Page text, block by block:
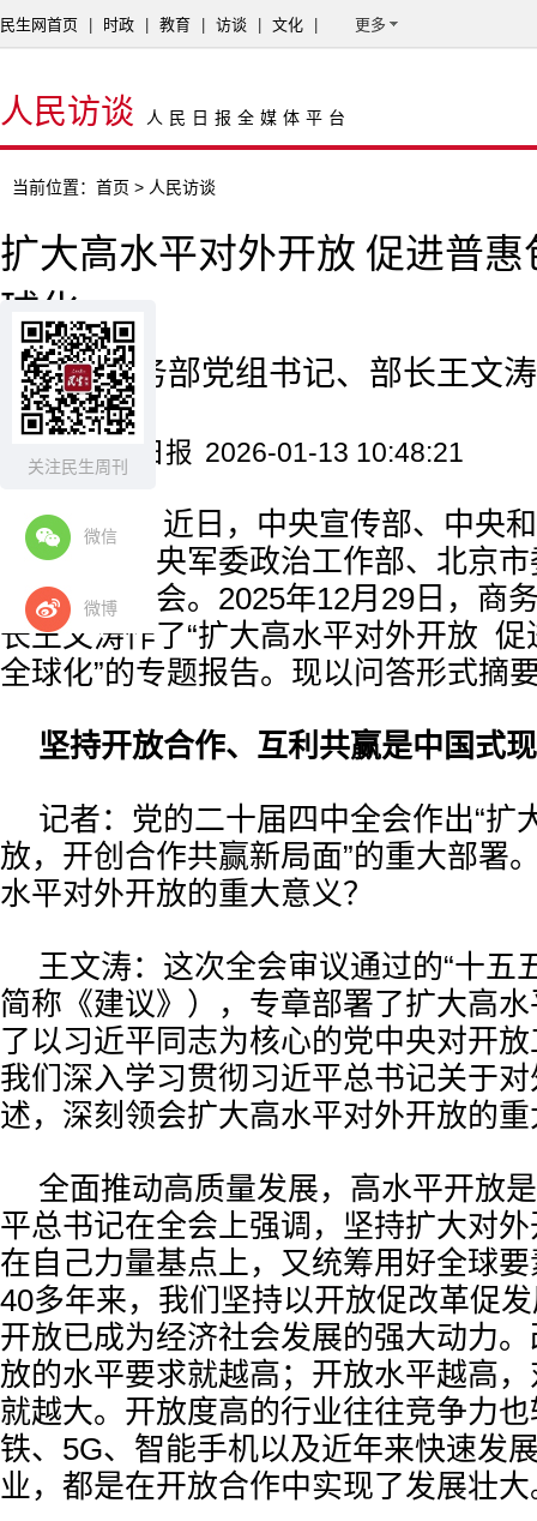
关注民生周刊
微信
微博
民生网首页 时政 教育 访谈 文化 更多
人民访谈 人民日报全媒体平台
当前位置： 首页 > 人民访谈
扩大高水平对外开放 促进普
球化
——访商务部党组书记、部长王文涛
来源：人民日报 2026-01-13 10:48:21
编者按：近日，中央宣传部、中央
教育部、中央军委政治工作部、北京
策系列报告会。2025年12月29日，商
长王文涛作了“扩大高水平对外开放
全球化”的专题报告。现以问答形式摘
坚持开放合作、互利共赢是中国式
记者：党的二十届四中全会作出“扩
放，开创合作共赢新局面”的重大部署
水平对外开放的重大意义？
王文涛：这次全会审议通过的“十五
简称《建议》），专章部署了扩大高
了以习近平同志为核心的党中央对开
我们深入学习贯彻习近平总书记关于
述，深刻领会扩大高水平对外开放的
全面推动高质量发展，高水平开放
平总书记在全会上强调，坚持扩大对
在自己力量基点上，又统筹用好全球
40多年来，我们坚持以开放促改革促
开放已成为经济社会发展的强大动力
放的水平要求就越高；开放水平越高
就越大。开放度高的行业往往竞争力
铁、5G、智能手机以及近年来快速发
业，都是在开放合作中实现了发展壮大